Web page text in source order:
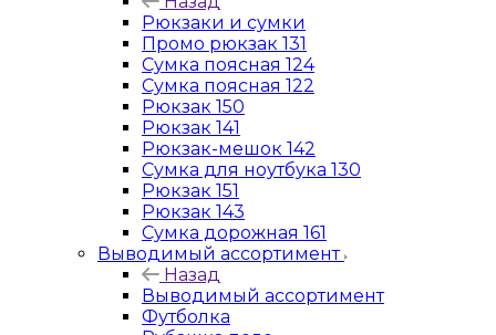
Рюкзаки и сумки
Промо рюкзак 131
Сумка поясная 124
Сумка поясная 122
Рюкзак 150
Рюкзак 141
Рюкзак-мешок 142
Сумка для ноутбука 130
Рюкзак 151
Рюкзак 143
Сумка дорожная 161
Выводимый ассортимент
Назад
Выводимый ассортимент
Футболка